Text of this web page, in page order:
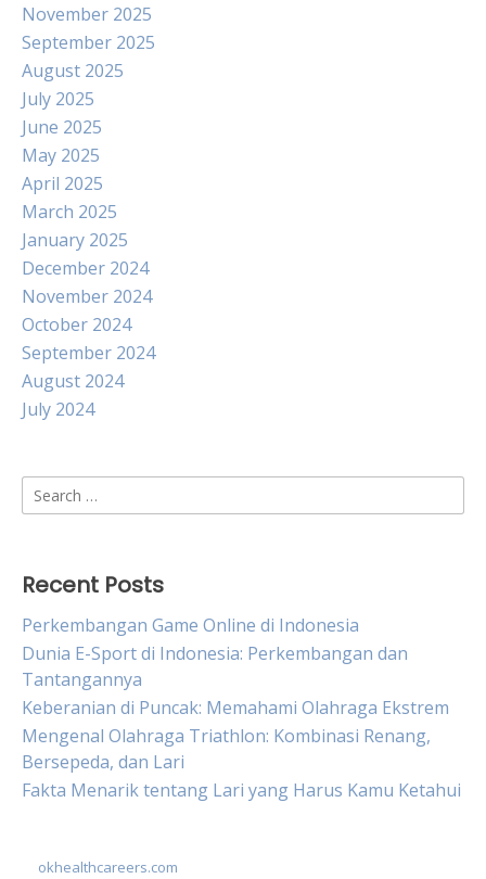
November 2025
September 2025
August 2025
July 2025
June 2025
May 2025
April 2025
March 2025
January 2025
December 2024
November 2024
October 2024
September 2024
August 2024
July 2024
Search
for:
Recent Posts
Perkembangan Game Online di Indonesia
Dunia E-Sport di Indonesia: Perkembangan dan
Tantangannya
Keberanian di Puncak: Memahami Olahraga Ekstrem
Mengenal Olahraga Triathlon: Kombinasi Renang,
Bersepeda, dan Lari
Fakta Menarik tentang Lari yang Harus Kamu Ketahui
okhealthcareers.com